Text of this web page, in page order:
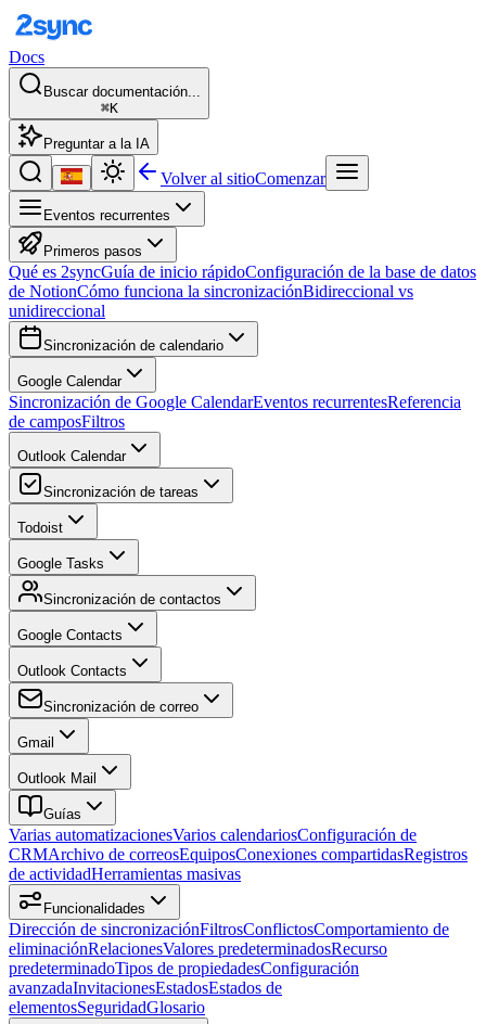
Docs
Buscar documentación...
⌘K
Preguntar a la IA
Volver al sitioComenzar
Eventos recurrentes
Primeros pasos
Qué es 2syncGuía de inicio rápidoConfiguración de la base de datos
de NotionCómo funciona la sincronizaciónBidireccional vs
unidireccional
Sincronización de calendario
Google Calendar
Sincronización de Google CalendarEventos recurrentesReferencia
de camposFiltros
Outlook Calendar
Sincronización de tareas
Todoist
Google Tasks
Sincronización de contactos
Google Contacts
Outlook Contacts
Sincronización de correo
Gmail
Outlook Mail
Guías
Varias automatizacionesVarios calendariosConfiguración de
CRMArchivo de correosEquiposConexiones compartidasRegistros
de actividadHerramientas masivas
Funcionalidades
Dirección de sincronizaciónFiltrosConflictosComportamiento de
eliminaciónRelacionesValores predeterminadosRecurso
predeterminadoTipos de propiedadesConfiguración
avanzadaInvitacionesEstadosEstados de
elementosSeguridadGlosario